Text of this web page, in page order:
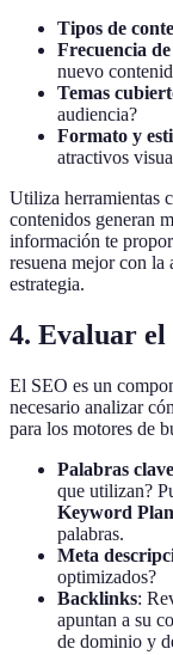
Tipos de
Frecuencia
nuevo
Temas
audiencia?
Formato y
atractivos
Utiliza herramientas
contenidos generan
información te
resuena mejor con la
estrategia.
4. Evaluar el
El SEO es un
necesario analizar
para los motores de
Palabras clave
que utilizan?
Keyword
palabras.
Meta
optimizados?
Backlinks:
apuntan a su
de dominio y